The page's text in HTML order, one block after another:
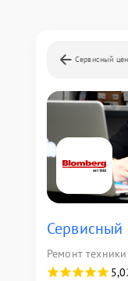
Сервисный
Сервисный
Ремонт
5,0